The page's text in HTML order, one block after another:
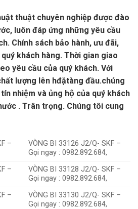
thuật chuyên nghiệp được đào
luôn đáp ứng những yêu cầu
Chính sách bảo hành, ưu đãi,
khách hàng. Thời gian giao
yêu cầu của quý khách. Với
lượng lên hđặtàng đầu.chúng
nhiệm và ủng hộ của quý khách
. Trân trọng. Chúng tôi cung
–
VÒNG BI 33126 J2/Q- SKF –
Gọi ngay : 0982.892.684,
–
VÒNG BI 33128 J2/Q- SKF –
Gọi ngay : 0982.892.684,
–
VÒNG BI 33130 J2/Q- SKF –
Gọi ngay : 0982.892.684,